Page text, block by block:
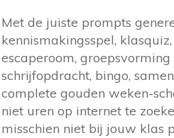
Met de juiste prompts
kennismakingsspel,
escaperoom,
schrijfopdracht, bingo,
complete gouden weken-
niet uren op internet te
misschien niet bij jouw klas